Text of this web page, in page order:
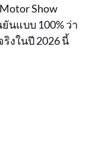
Show
นแบบ 100% ว่า
งในปี 2026 นี้